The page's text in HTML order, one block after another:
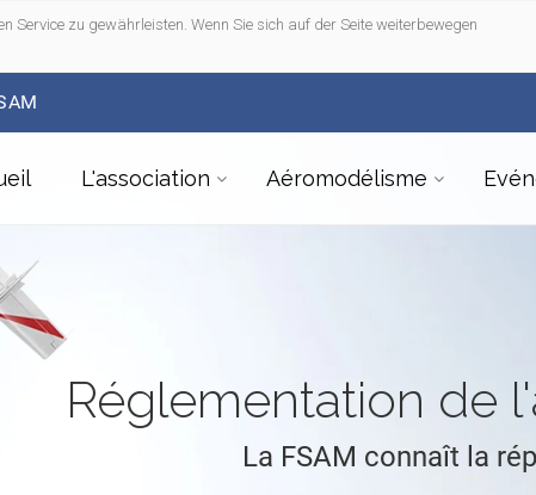
Service zu gewährleisten. Wenn Sie sich auf der Seite weiterbewegen
L'association Aéromodélisme
Réglementation de
La FSAM connaît la